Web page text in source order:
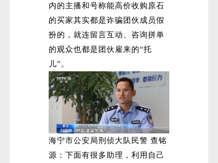
内的主播和号称能高价收购原石
的买家其实都是诈骗团伙成员假
扮的，就连留言互动、咨询拼单
的观众也都是团伙雇来的“托
儿”。
海宁市公安局刑侦大队民警 查铭
源：下面有很多助理，利用自己